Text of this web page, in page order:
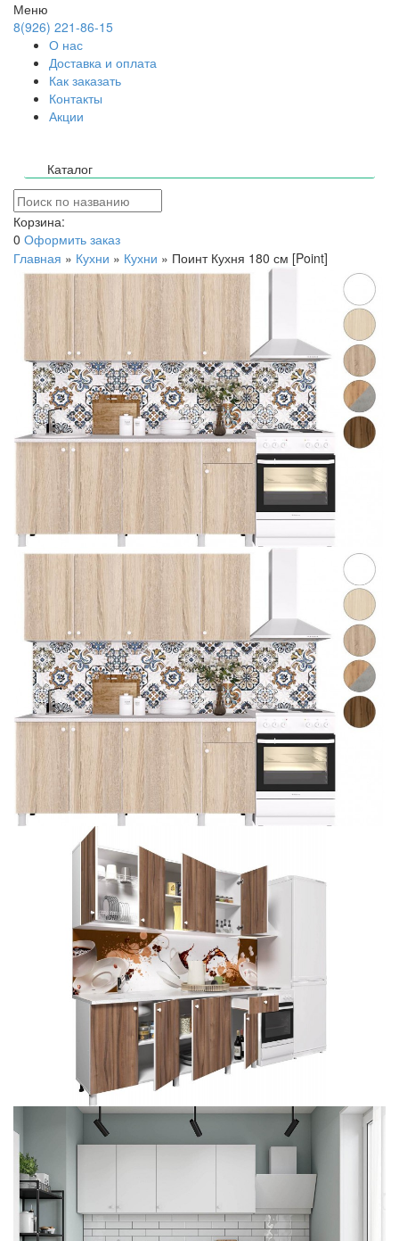
Меню
8(926) 221-86-15
О нас
Доставка и оплата
Как заказать
Контакты
Акции
Каталог
Корзина:
0 Оформить заказ
Главная » Кухни » Кухни » Поинт Кухня 180 см [Point]